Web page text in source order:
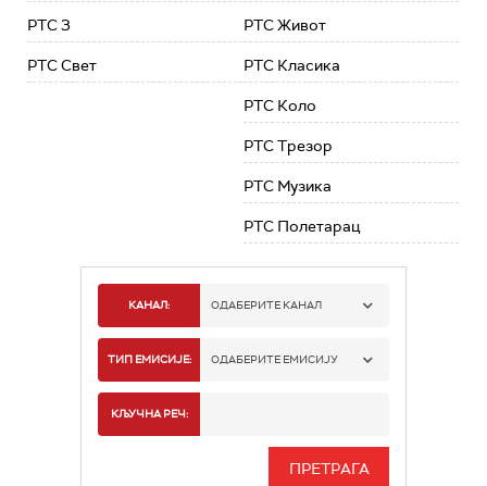
РТС 3
РТС Свет
РТС Живот
РТС Класика
РТС Коло
РТС Трезор
РТС Музика
РТС Полетарац
КАНАЛ: ОДАБЕРИТЕ КАНАЛ
РТС 1
РТС 3
ТИП ЕМИСИЈЕ: ОДАБЕРИТЕ ЕМИСИЈУ
КЉУЧНА РЕЧ: